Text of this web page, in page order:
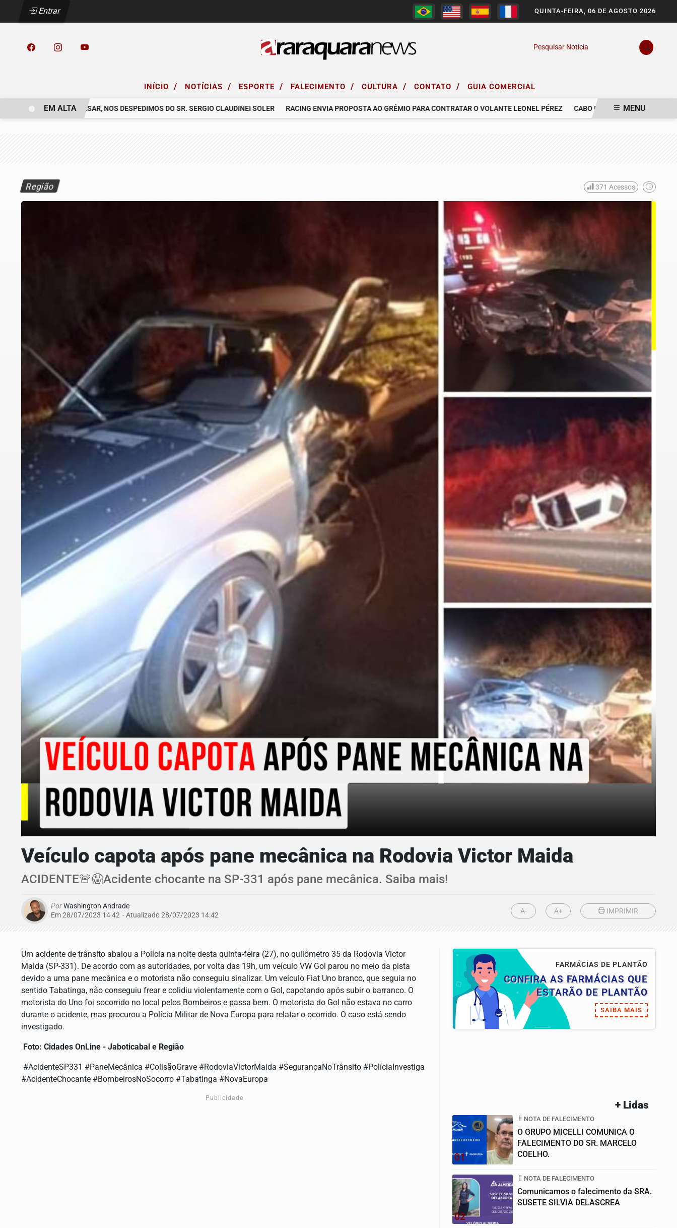
Entrar QUINTA-FEIRA, 06 DE AGOSTO 2026
Pesquisar Notícia
INÍCIO / NOTÍCIAS / ESPORTE / FALECIMENTO / CULTURA / CONTATO / GUIA COMERCIAL
COM PESAR, NOS DESPEDIMOS DO SR. SERGIO CLAUDINEI SOLER RACING ENVIA PROPOSTA AO GRÊMIO PARA CONTRATAR O VOLANTE LEONEL PÉREZ CABO DA POLÍCIA MILITAR MORRE
EM ALTA MENU
Região 371 Acessos
Veículo capota após pane mecânica na Rodovia Victor Maida
ACIDENTE🚨😱Acidente chocante na SP-331 após pane mecânica. Saiba mais!
PorWashington Andrade
Em 28/07/2023 14:42 - Atualizado28/07/2023 14:42 A- A+ IMPRIMIR
Um acidente de trânsito abalou a Polícia na noite desta quinta-feira (27), no quilômetro 35 da Rodovia Victor
Maida (SP-331). De acordo com as autoridades, por volta das 19h, um veículo VW Gol parou no meio da pista
devido a uma pane mecânica e o motorista não conseguiu sinalizar. Um veículo Fiat Uno branco, que seguia no
sentido Tabatinga, não conseguiu frear e colidiu violentamente com o Gol, capotando após subir o barranco. O
motorista do Uno foi socorrido no local pelos Bombeiros e passa bem. O motorista do Gol não estava no carro
durante o acidente, mas procurou a Polícia Militar de Nova Europa para relatar o ocorrido. O caso está sendo
investigado.
Foto: Cidades OnLine - Jaboticabal e Região
#AcidenteSP331 #PaneMecânica #ColisãoGrave #RodoviaVictorMaida #SegurançaNoTrânsito #PolíciaInvestiga
#AcidenteChocante #BombeirosNoSocorro #Tabatinga #NovaEuropa
Publicidade
FARMÁCIAS DE PLANTÃO
CONFIRA AS FARMÁCIAS QUE
ESTARÃO DE PLANTÃO
SAIBA MAIS
+ Lidas
01
NOTA DE FALECIMENTO
O GRUPO MICELLI COMUNICA O
FALECIMENTO DO SR. MARCELO
COELHO.
02
NOTA DE FALECIMENTO
Comunicamos o falecimento da SRA.
SUSETE SILVIA DELASCREA